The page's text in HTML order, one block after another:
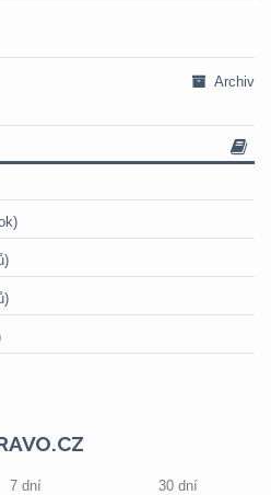
Archiv
7 dní 30 dní